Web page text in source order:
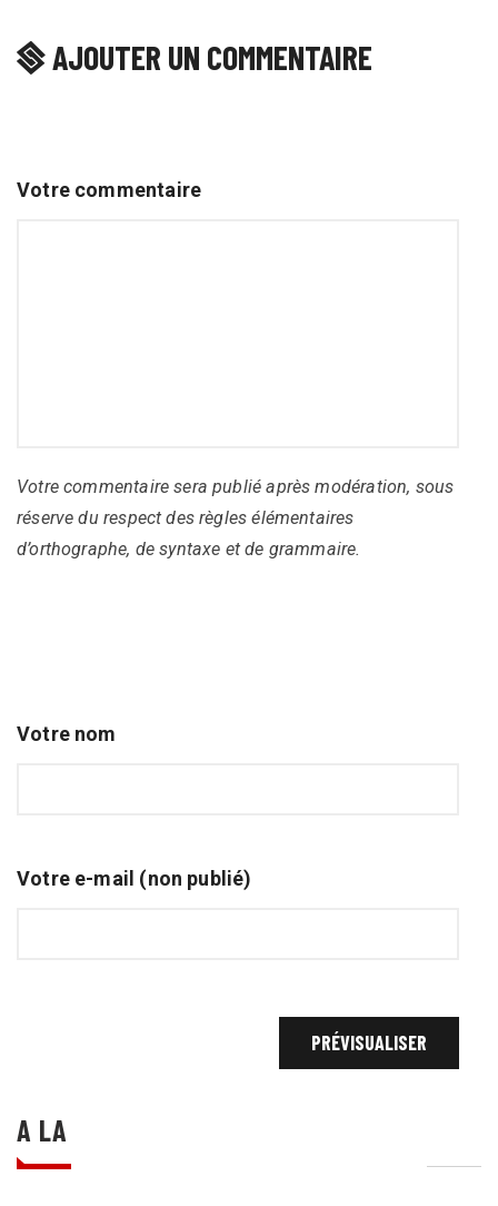
AJOUTER UN COMMENTAIRE
Votre commentaire
Votre commentaire sera publié après modération, sous
réserve du respect des règles élémentaires
d’orthographe, de syntaxe et de grammaire.
Votre nom
Votre e-mail (non publié)
A LA UNE